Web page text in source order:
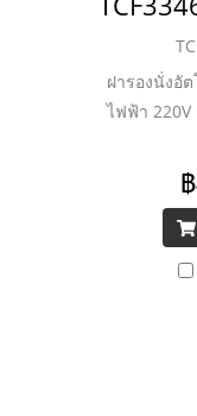
ฝารองนั่งอั
ไฟฟ้า 220V
ง่าย ผสาน
อาทิ ระบบก้
นั่งแบบป
สบายด้วย